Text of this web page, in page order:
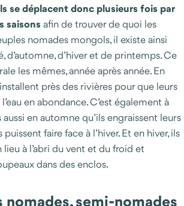
se déplacent donc plusieurs fois par
saisons afin de trouver de quoi les
nomades mongols, il existe ainsi
d’automne, d’hiver et de printemps. Ce
les mêmes, année après année. En
près des rivières pour que leurs
en abondance. C’est également à
en automne qu’ils engraissent leurs
faire face à l’hiver. Et en hiver, ils
à l’abri du vent et du froid et
dans des enclos.
nomades, semi-nomades